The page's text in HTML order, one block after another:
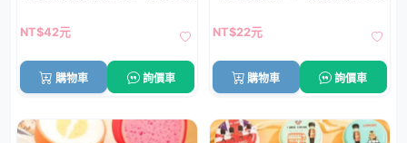
NT$42元
購物車 詢價車
NT$22元
購物車 詢價車